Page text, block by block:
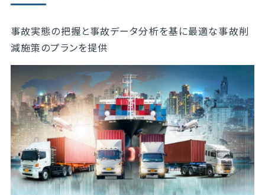
事故実態の把握と事故データ分析を基に最適な事故削
減施策のプランを提供